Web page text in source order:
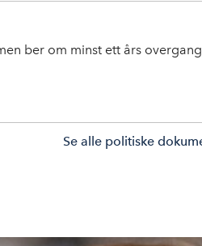
ber om minst ett års
Se alle politiske